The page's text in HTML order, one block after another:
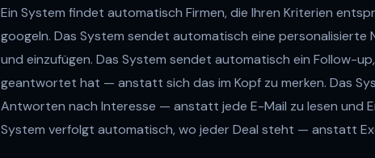
Ein System findet automatisch Firmen, die Ihren Kriterien
googeln. Das System sendet automatisch eine
und einzufügen. Das System sendet automatisch ein Follow-
geantwortet hat — anstatt sich das im Kopf zu merken. Das
Antworten nach Interesse — anstatt jede E-Mail zu lesen und
System verfolgt automatisch, wo jeder Deal steht — anstatt